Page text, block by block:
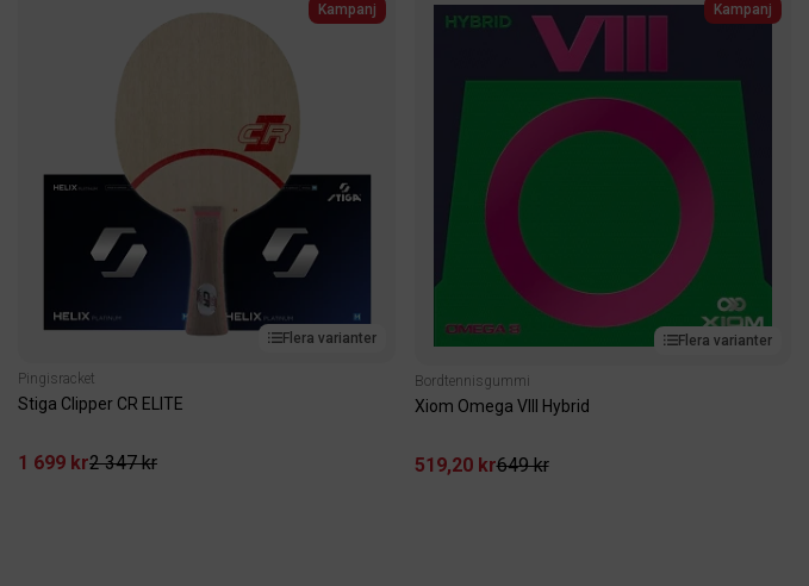
Kampanj
Flera varianter
Pingisracket
Stiga Clipper CR ELITE
1 699 kr2 347 kr
Kampanj
Flera varianter
Bordtennisgummi
Xiom Omega VIII Hybrid
519,20 kr649 kr